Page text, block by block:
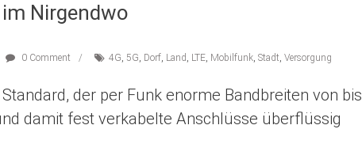
Nirgendwo
0 Comment 4G, 5G, Dorf, Land , LTE, Mobilfunk, Stadt, Versorgung
der per Funk enorme Bandbreiten von bis
damit fest verkabelte Anschlüsse überflüssig